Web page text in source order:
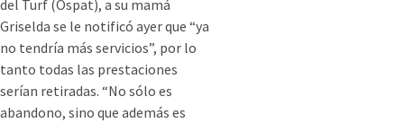
del Turf (Ospat), a su mamá
Griselda se le notificó ayer que “ya
no tendría más servicios”, por lo
tanto todas las prestaciones
serían retiradas. “No sólo es
abandono, sino que además es